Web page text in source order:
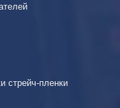
стрейч-пленки